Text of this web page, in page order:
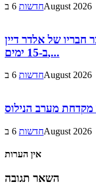
חדשות6 בAugust 2026
של אלדר דיין
ב-15 ימים,...
חדשות6 בAugust 2026
חדשות6 בAugust 2026
אין הערות
השאר תגובה